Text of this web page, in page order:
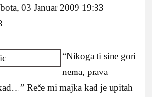
03 Januar 2009 19:33
“Nikoga ti sine gori
nema, prava
Reče mi majka kad je upitah